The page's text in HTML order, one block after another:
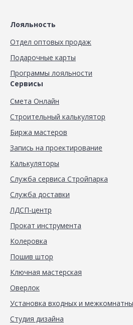
Лояльность
Отдел оптовых продаж
Подарочные карты
Программы лояльности
Сервисы
Смета Онлайн
Строительный калькулятор
Биржа мастеров
Запись на проектирование
Калькуляторы
Служба сервиса Стройпарка
Служба доставки
ЛДСП-центр
Прокат инструмента
Колеровка
Пошив штор
Ключная мастерская
Оверлок
Установка входных и
Студия дизайна